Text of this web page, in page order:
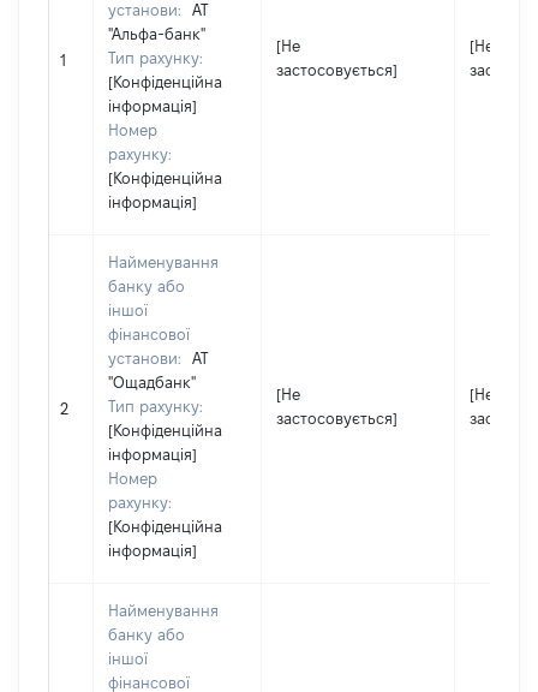
1
установи:
АТ
"Альфа-банк"
Тип рахунку:
[Конфіденційна
інформація]
Номер
рахунку:
[Конфіденційна
інформація]
[Не
застосовується]
[Не
2
Найменування
банку або
іншої
фінансової
установи:
АТ
"Ощадбанк"
Тип рахунку:
[Конфіденційна
інформація]
Номер
рахунку:
[Конфіденційна
інформація]
[Не
застосовується]
[Не
Найменування
банку або
іншої
фінансової